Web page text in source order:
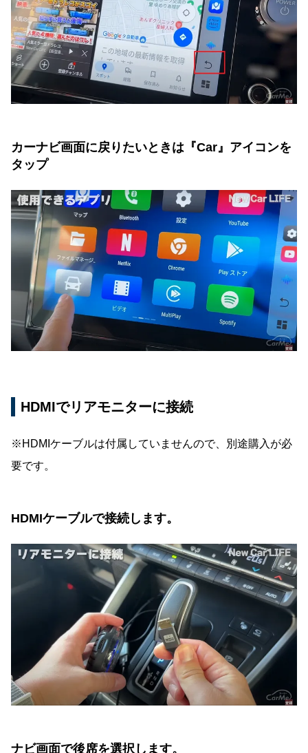
カーナビ画面に戻りたいときは『Car』アイコンを
タップ
HDMIでリアモニターに接続
※HDMIケーブルは付属していませんので、別途購入が必
要です。
HDMIケーブルで接続します。
ナビ画面で後席を選択します。